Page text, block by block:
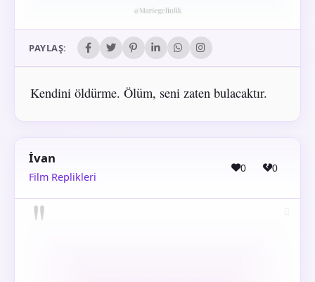
PAYLAŞ:
Kendini öldürme. Ölüm, seni zaten bulacaktır.
İvan
Film Replikleri
0 0